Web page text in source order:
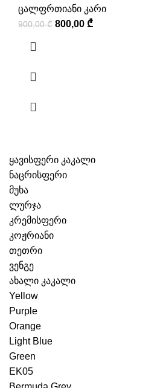
ცალფრთიანი კარი
900,00₾ 800,00 ₾
ყავისფერი კაკალი
ნაცრისფერი
მუხა
ლურჯა
კრემისფერი
კოჟრიანი
თეთრი
ვენგე
ახალი კაკალი
Yellow
Purple
Orange
Light Blue
Green
EK05